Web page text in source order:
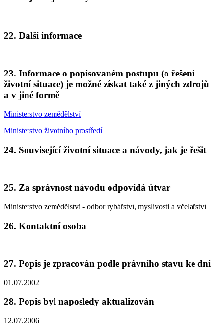
22. Další informace
23. Informace o popisovaném postupu (o řešení
životní situace) je možné získat také z jiných zdrojů
a v jiné formě
Ministerstvo zemědělství
Ministerstvo životního prostředí
24. Související životní situace a návody, jak je řešit
25. Za správnost návodu odpovídá útvar
Ministerstvo zemědělství - odbor rybářství, myslivosti a včelařství
26. Kontaktní osoba
27. Popis je zpracován podle právního stavu ke dni
01.07.2002
28. Popis byl naposledy aktualizován
12.07.2006